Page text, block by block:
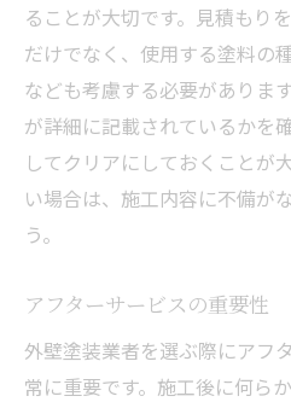
実際に訪問して業者
失敗しない外壁塗装業
寝屋川市での業者選
外壁塗装での失敗を
寝屋川市の推薦業
経験と技術力を持つ
ることが大切です。見積もり
だけでなく、使用する塗料の
なども考慮する必要がありま
が詳細に記載されているかを
してクリアにしておくことが
い場合は、施工内容に不備が
う。
アフターサービスの重要性
外壁塗装業者を選ぶ際にアフ
常に重要です。施工後に何ら